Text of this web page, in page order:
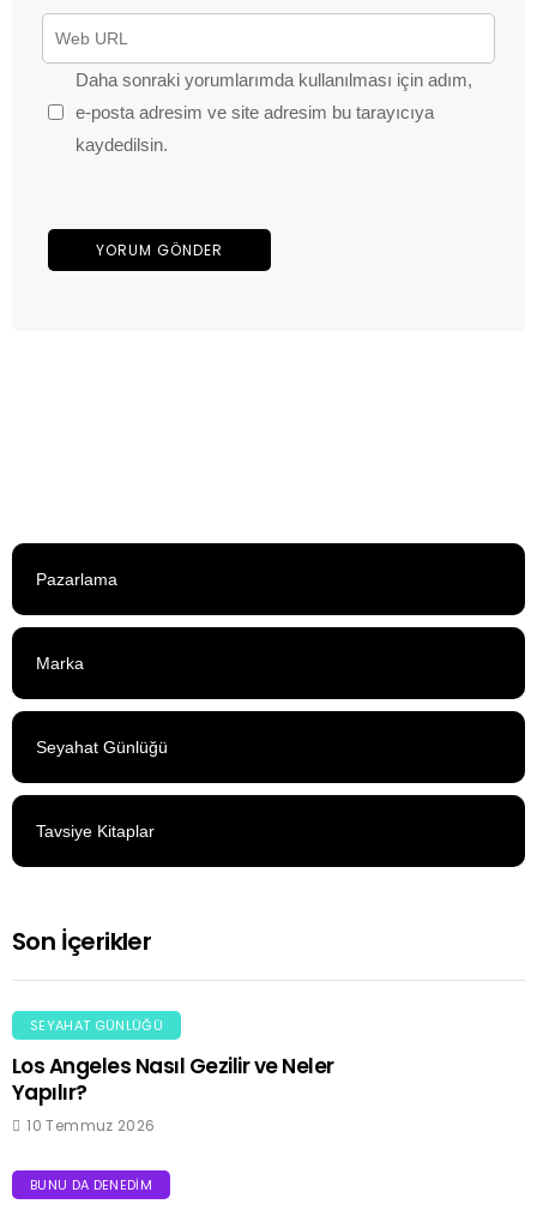
Daha sonraki yorumlarımda kullanılması için adım,
e-posta adresim ve site adresim bu tarayıcıya
kaydedilsin.
Pazarlama
Marka
Seyahat Günlüğü
Tavsiye Kitaplar
Son İçerikler
SEYAHAT GÜNLÜĞÜ
Los Angeles Nasıl Gezilir ve Neler
Yapılır?
10 Temmuz 2026
BUNU DA DENEDIM